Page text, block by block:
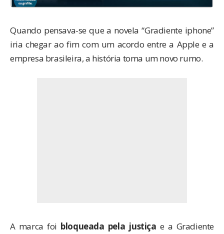
Quando pensava-se que a novela “Gradiente iphone”
iria chegar ao fim com um acordo entre a Apple e a
empresa brasileira, a história toma um novo rumo.
A marca foi bloqueada pela justiça e a Gradiente